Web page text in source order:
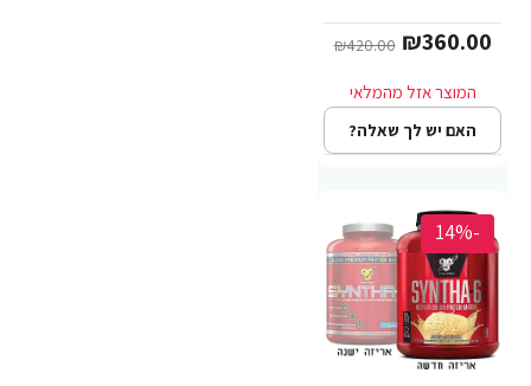
- מבית BSN
₪360.00
₪420.00
האם יש לך שאלה?
-14%